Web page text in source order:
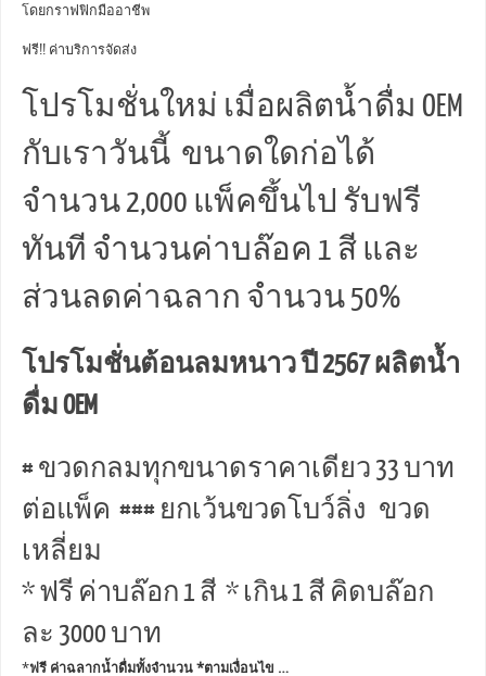
โดยกราฟฟิกมืออาชีพ
ฟรี!! ค่าบริการจัดส่ง
โปรโมชั่นใหม่ เมื่อผลิตน้ำดื่ม OEM
กับเราวันนี้ ขนาดใดก่อได้
จำนวน 2,000 แพ็คขึ้นไป รับฟรี
ทันที จำนวนค่าบล๊อค 1 สี และ
ส่วนลดค่าฉลาก จำนวน 50%
โปรโมชั่นต้อนลมหนาว ปี 2567 ผลิตน้ำ
ดื่ม OEM
# ขวดกลมทุกขนาดราคาเดียว 33 บาท
ต่อแพ็ค ### ยกเว้นขวดโบว์ลิ่ง ขวด
เหลี่ยม
* ฟรี ค่าบล๊อก 1 สี * เกิน 1 สี คิดบล๊อก
ละ 3000 บาท
*ฟรี ค่าฉลากน้ำดื่มทั้งจำนวน *ตามเงื่อนไข …